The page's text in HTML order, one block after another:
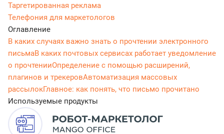
Таргетированная реклама
Телефония для маркетологов
Оглавление
В каких случаях важно знать о прочтении электронного
письмаВ каких почтовых сервисах работает уведомление
о прочтенииОпределение с помощью расширений,
плагинов и трекеровАвтоматизация массовых
рассылокГлавное: как понять, что письмо прочитано
Используемые продукты